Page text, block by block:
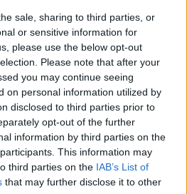
sale, sharing to third parties, or
or sensitive information for
please use the below opt-out
Please note that after your
you may continue seeing
on personal information utilized by
disclosed to third parties prior to
opt-out of the further
information by third parties on the
This information may
third parties on the IAB’s List of
that may further disclose it to other
külföldi megbízók hiányában két
A foci VB mai
könnyen felülmúlhatja a
érdeklődés. Áttérve a
egyedül a BorsodChem és a TVK
játszik szerepet...
hírarchívumához